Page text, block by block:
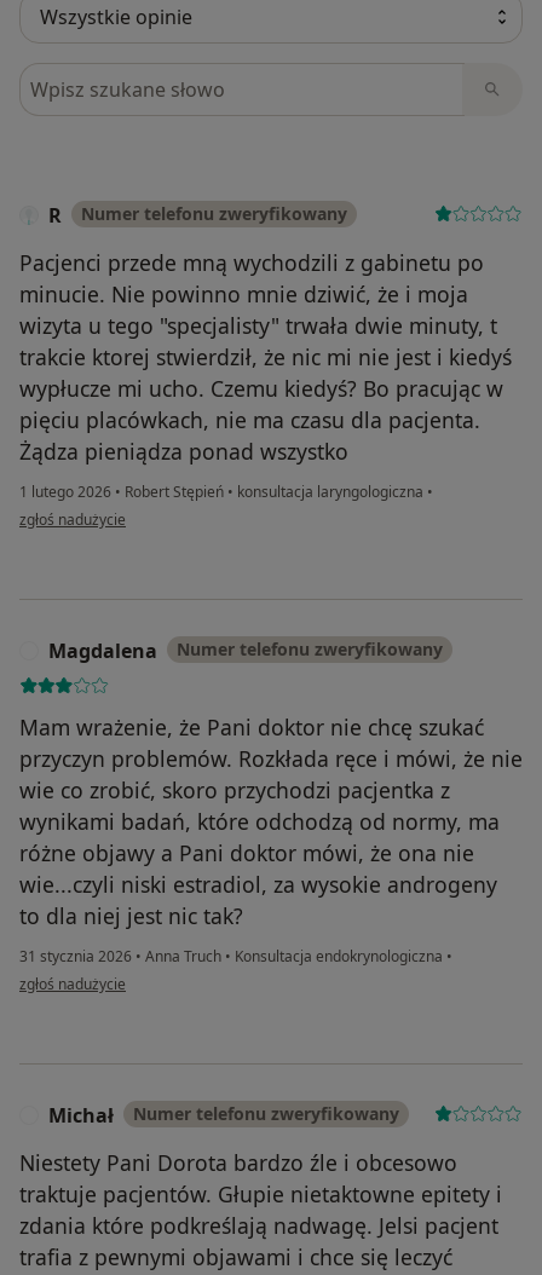
Szukaj w opiniach
R Numer telefonu zweryfikowany
Pacjenci przede mną wychodzili z gabinetu po
minucie. Nie powinno mnie dziwić, że i moja
wizyta u tego "specjalisty" trwała dwie minuty, t
trakcie ktorej stwierdził, że nic mi nie jest i kiedyś
wypłucze mi ucho. Czemu kiedyś? Bo pracując w
pięciu placówkach, nie ma czasu dla pacjenta.
Żądza pieniądza ponad wszystko
1 lutego 2026 • Robert Stępień • konsultacja laryngologiczna •
w opinii użytkownika R
zgłoś nadużycie
Magdalena Numer telefonu zweryfikowany
Mam wrażenie, że Pani doktor nie chcę szukać
przyczyn problemów. Rozkłada ręce i mówi, że nie
wie co zrobić, skoro przychodzi pacjentka z
wynikami badań, które odchodzą od normy, ma
różne objawy a Pani doktor mówi, że ona nie
wie...czyli niski estradiol, za wysokie androgeny
to dla niej jest nic tak?
31 stycznia 2026 • Anna Truch • Konsultacja endokrynologiczna •
w opinii użytkownika Magdalena
zgłoś nadużycie
Michał Numer telefonu zweryfikowany
Niestety Pani Dorota bardzo źle i obcesowo
traktuje pacjentów. Głupie nietaktowne epitety i
zdania które podkreślają nadwagę. Jelsi pacjent
trafia z pewnymi objawami i chce się leczyć